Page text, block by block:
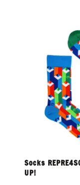
Socks
UP!